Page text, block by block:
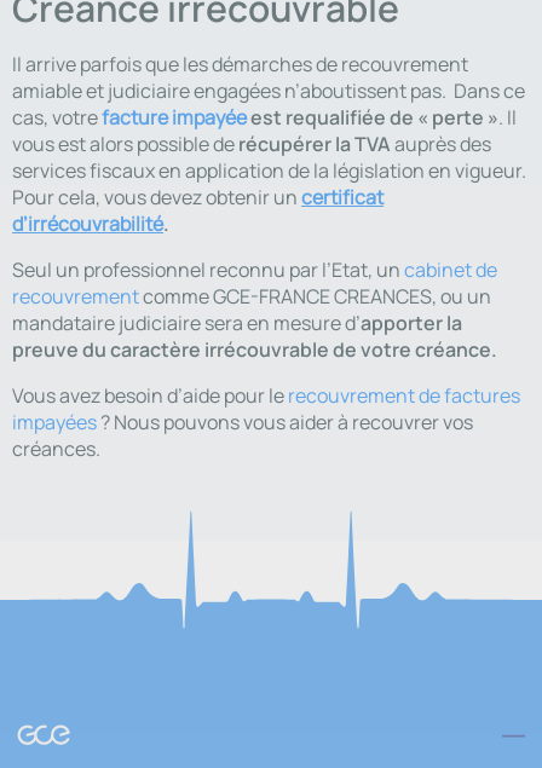
Il arrive parfois que les démarches de recouvrement
amiable et judiciaire engagées n’aboutissent pas. Dans ce
cas, votrefacture impayéeest requalifiée de « perte ». Il
vous est alors possible derécupérer la TVAauprès des
services fiscaux en application de la législation en vigueur.
Pour cela, vous devez obtenir uncertificat
d’irrécouvrabilité.
Seul un professionnel reconnu par l’Etat, uncabinet de
recouvrementcomme GCE-FRANCE CREANCES, ou un
mandataire judiciaire sera en mesure d’apporter la
preuve du caractère irrécouvrable de votre créance.
Vous avez besoin d’aide pour lerecouvrement de factures
impayées? Nous pouvons vous aider à recouvrer vos
créances.